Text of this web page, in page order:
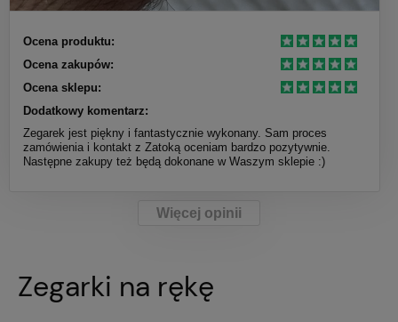
Ocena produktu:
Ocena zakupów:
Ocena sklepu:
Dodatkowy komentarz:
Zegarek jest piękny i fantastycznie wykonany. Sam proces
zamówienia i kontakt z Zatoką oceniam bardzo pozytywnie.
Następne zakupy też będą dokonane w Waszym sklepie :)
Więcej opinii
Zegarki na rękę